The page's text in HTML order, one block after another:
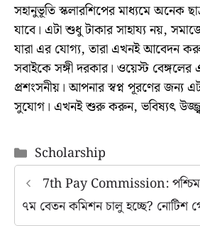
সহানুভূতি স্কলারশিপের মাধ্যমে অনেক
যাবে। এটা শুধু টাকার সাহায্য নয়,
যারা এর যোগ্য, তারা এখনই আবেদন
সবাইকে সঙ্গী দরকার। ওয়েস্ট
প্রশংসনীয়। আপনার স্বপ্ন পূরণের জন্য
সুযোগ। এখনই শুরু করুন, ভবিষ্যৎ
Categories
Scholarship
7th Pay Commission:
৭ম বেতন কমিশন চালু হচ্ছে? নোটিশ